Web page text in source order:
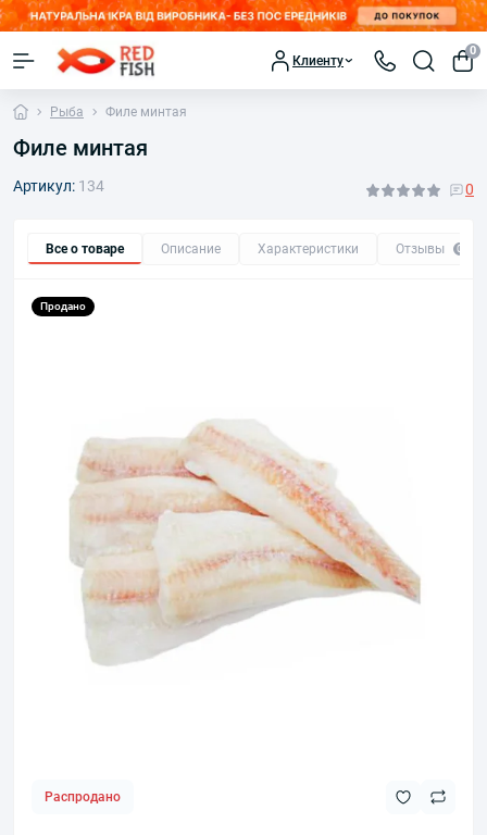
Клиенту
0
Рыба Филе минтая
Филе минтая
Артикул: 134 0
Все о товаре Описание Характеристики Отзывы 0
Продано
Распродано